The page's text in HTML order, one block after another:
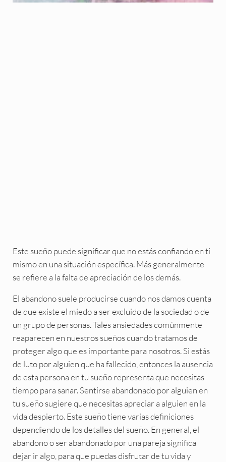
Este sueño puede significar que no estás confiando en ti
mismo en una situación específica. Más generalmente
se refiere a la falta de apreciación de los demás.
El abandono suele producirse cuando nos damos cuenta
de que existe el miedo a ser excluido de la sociedad o de
un grupo de personas. Tales ansiedades comúnmente
reaparecen en nuestros sueños cuando tratamos de
proteger algo que es importante para nosotros. Si estás
de luto por alguien que ha fallecido, entonces la ausencia
de esta persona en tu sueño representa que necesitas
tiempo para sanar. Sentirse abandonado por alguien en
tu sueño sugiere que necesitas apreciar a alguien en la
vida despierto. Este sueño tiene varias definiciones
dependiendo de los detalles del sueño. En general, el
abandono o ser abandonado por una pareja significa
dejar ir algo, para que puedas disfrutar de tu vida y